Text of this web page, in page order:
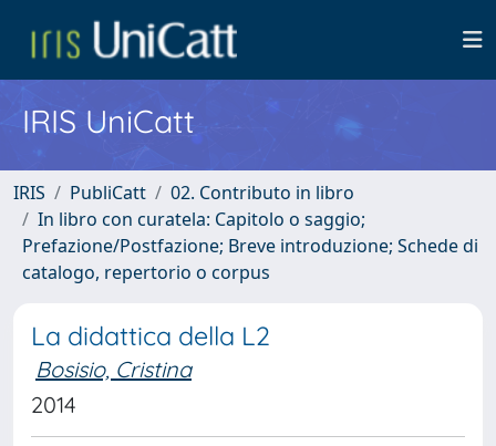
IRIS UniCatt
IRIS PubliCatt
02. Contributo in libro
In libro con curatela: Capitolo o saggio;
Prefazione/Postfazione; Breve introduzione; Schede di
catalogo, repertorio o corpus
La didattica della L2
Bosisio, Cristina
2014